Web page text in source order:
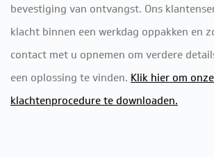
bevestiging van ontvangst. Ons
klacht binnen een werkdag oppakken en
contact met u opnemen om verdere
een oplossing te vinden. Klik hier om onze
klachtenprocedure te downloaden.